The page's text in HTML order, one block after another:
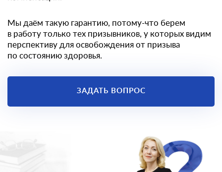
Мы даём такую гарантию, потому-что берем
в работу только тех призывников, у которых видим
перспективу для освобождения от призыва
по состоянию здоровья.
ЗАДАТЬ ВОПРОС